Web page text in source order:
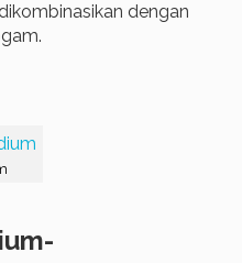
dengan